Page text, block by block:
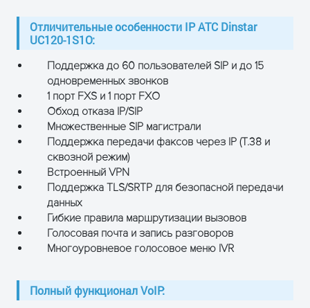
Отличительные особенности IP АТС Dinstar
UC120-1S1O:
Поддержка до 60 пользователей SIP и до 15
одновременных звонков
1 порт FXS и 1 порт FXO
Обход отказа IP/SIP
Множественные SIP магистрали
Поддержка передачи факсов через IP (T.38 и
сквозной режим)
Встроенный VPN
Поддержка TLS/SRTP для безопасной передачи
данных
Гибкие правила маршрутизации вызовов
Голосовая почта и запись разговоров
Многоуровневое голосовое меню IVR
Полный функционал VoIP: